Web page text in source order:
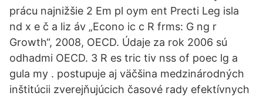
prácu najnižšie 2 Em pl oym ent Precti Leg isla
nd x e č a liz áv „Econo ic c R frms: G ng r
Growth“, 2008, OECD. Údaje za rok 2006 sú
odhadmi OECD. 3 R es tric tiv nss of poec lg a
gula my . postupuje aj väčšina medzinárodných
inštitúcii zverejňujúcich časové rady efektívnych